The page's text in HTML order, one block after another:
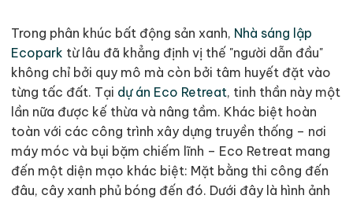
Trong phân khúc bất động sản xanh, Nhà sáng lập
Ecopark từ lâu đã khẳng định vị thế "người dẫn đầu"
không chỉ bởi quy mô mà còn bởi tâm huyết đặt vào
từng tấc đất. Tại dự án Eco Retreat, tinh thần này một
lần nữa được kế thừa và nâng tầm. Khác biệt hoàn
toàn với các công trình xây dựng truyền thống – nơi
máy móc và bụi bặm chiếm lĩnh – Eco Retreat mang
đến một diện mạo khác biệt: Mặt bằng thi công đến
đâu, cây xanh phủ bóng đến đó. Dưới đây là hình ảnh